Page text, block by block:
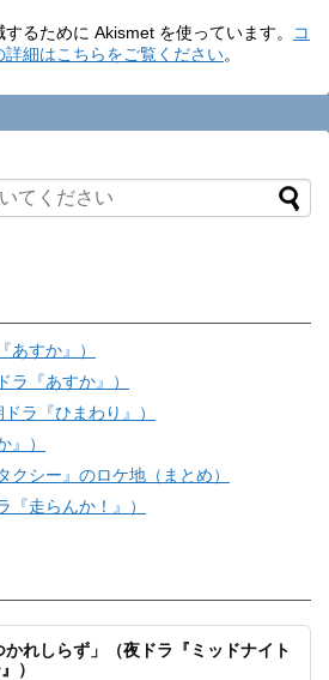
るために Akismet を使っています。
コ
詳細はこちらをご覧ください。
あすか』）
ラ『あすか』）
ラ『ひまわり』）
』）
クシー』のロケ地（まとめ）
『走らんか！』）
かれしらず」（夜ドラ『ミッドナイト
）